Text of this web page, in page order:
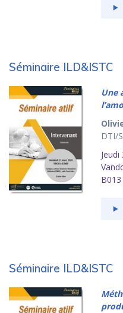
Séminaire ILD&ISTC
Une
DTI/
B013
Séminaire ILD&ISTC